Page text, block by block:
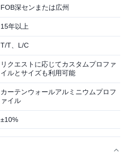
FOB深センまたは広州
15年以上
T/T、L/C
リクエストに応じてカスタムプロファ
イルとサイズも利用可能
カーテンウォールアルミニウムプロフ
ァイル
±10%